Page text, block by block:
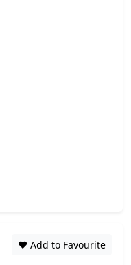
❤️ Add to Favourite